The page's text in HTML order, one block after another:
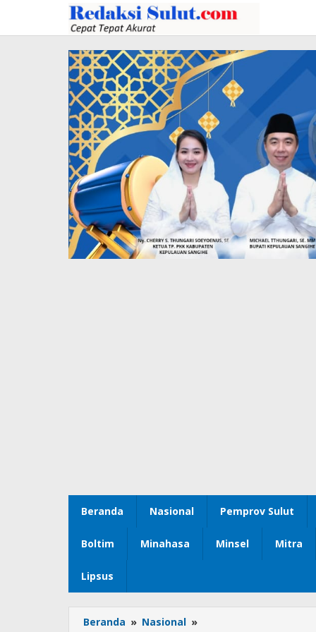
konten
Beranda Nasional Pemprov Sulut
Boltim Minahasa Minsel Mitra
Lipsus
Beranda » Nasional »